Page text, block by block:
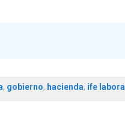
, gobierno, hacienda, ife laboral